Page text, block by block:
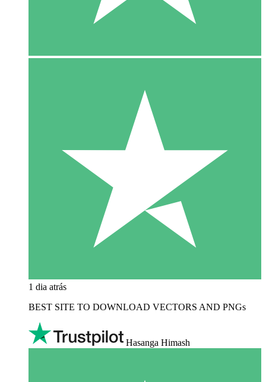
1 dia atrás
BEST SITE TO DOWNLOAD VECTORS AND PNGs
Hasanga Himash